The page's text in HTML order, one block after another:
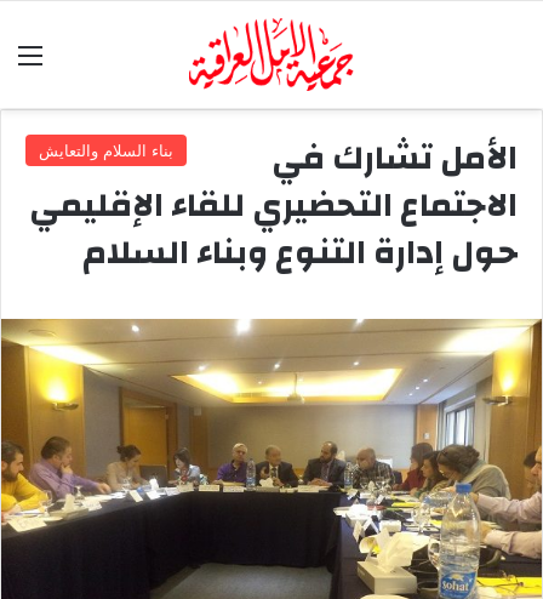
بناء السلام والتعايش الأمل تشارك في
الاجتماع التحضيري للقاء الإقليمي
حول إدارة التنوع وبناء السلام